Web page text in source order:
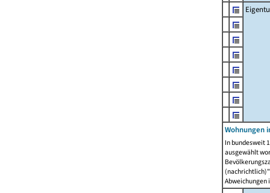
Wohnungen
In bundesweit
ausgewählt
Abweichungen